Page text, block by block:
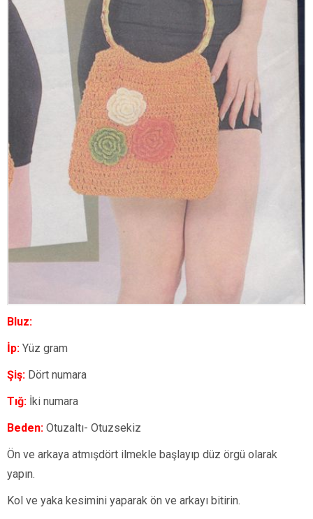
Bluz:
İp: Yüz gram
Şiş: Dört numara
Tığ: İki numara
Beden: Otuzaltı- Otuzsekiz
Ön ve arkaya atmışdört ilmekle başlayıp düz örgü olarak
yapın.
Kol ve yaka kesimini yaparak ön ve arkayı bitirin.